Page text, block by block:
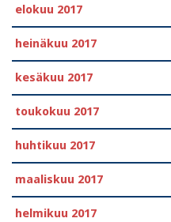
elokuu 2017
heinäkuu 2017
kesäkuu 2017
toukokuu 2017
huhtikuu 2017
maaliskuu 2017
helmikuu 2017